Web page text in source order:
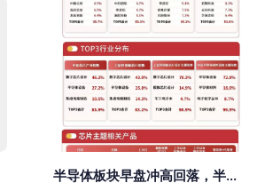
半导体板块早盘冲高回落，半...